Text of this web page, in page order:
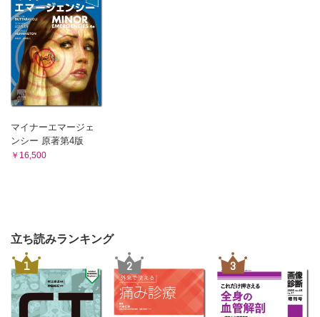
マイナーエマージェ
ンシー 原著第4版
￥16,500
立ち読みランキング
1 2 3